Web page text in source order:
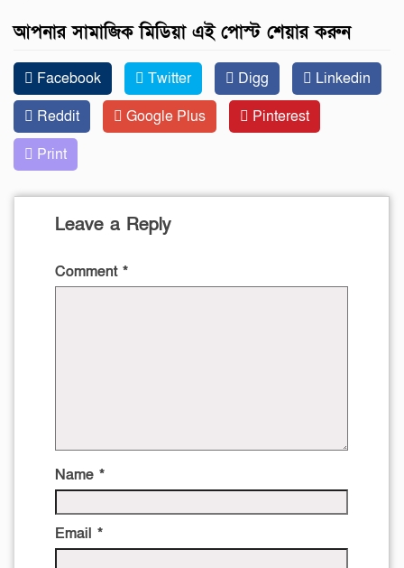
আপনার সামাজিক মিডিয়া এই পোস্ট শেয়ার করুন
Facebook Twitter Digg
Linkedin
Reddit
Google Plus
Pinterest
Print
Leave a Reply
Comment *
Name *
Email *